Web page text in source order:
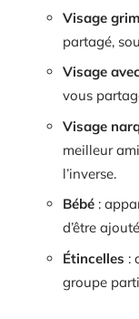
Visage
partagé,
Visage
vous
Visage
meilleur
l’inverse.
Bébé :
d’être
Étincelles :
groupe